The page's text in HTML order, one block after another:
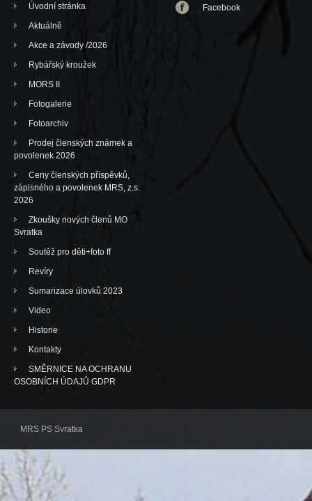
Úvodní stránka
Aktuálně
Akce a závody /2026
Rybářský kroužek
MORS II
Fotogalerie
Fotoarchiv
Prodej členských známek a
povolenek 2026
Ceny členských příspěvků,
zápisného a povolenek MRS, z.s.
2026
Zkoušky nových členů MO
Svratka
Soutěž pro děti+foto ff
Revíry
Sumarizace úlovků 2023
Video
Historie
Kontakty
SMĚRNICE NA OCHRANU
OSOBNÍCH ÚDAJŮ GDPR
Facebook
MRS PS Svratka